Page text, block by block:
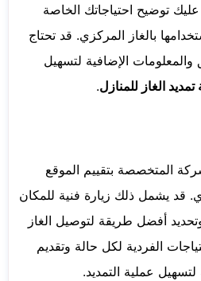
توضيح احتياجاتك الخاصة
بالغاز المركزي. قد تحتاج
والمعلومات الإضافية لتسهيل
الغاز للمنازل.
المتخصصة بتقييم الموقع
قد يشمل ذلك زيارة فنية للمكان
أفضل طريقة لتوصيل الغاز
الفردية لكل حالة وتقديم
عملية التمديد.